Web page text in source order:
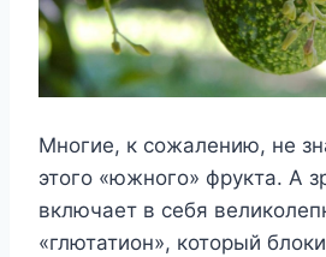
Многие, к сожалению, не
этого «южного» фрукта. А
включает в себя
«глютатион», который